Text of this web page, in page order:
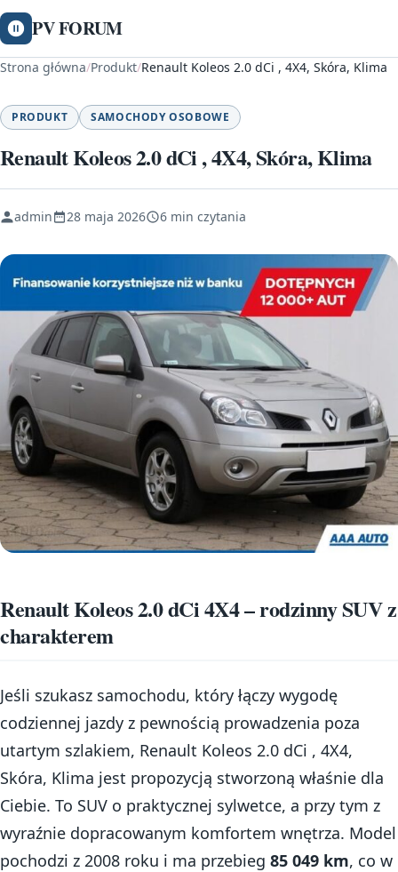
PV FORUM
Strona główna/Produkt/Renault Koleos 2.0 dCi , 4X4, Skóra, Klima
PRODUKT SAMOCHODY OSOBOWE
Renault Koleos 2.0 dCi , 4X4, Skóra, Klima
admin 28 maja 2026 6 min czytania
Renault Koleos 2.0 dCi 4X4 – rodzinny SUV z
charakterem
Jeśli szukasz samochodu, który łączy wygodę
codziennej jazdy z pewnością prowadzenia poza
utartym szlakiem, Renault Koleos 2.0 dCi , 4X4,
Skóra, Klima jest propozycją stworzoną właśnie dla
Ciebie. To SUV o praktycznej sylwetce, a przy tym z
wyraźnie dopracowanym komfortem wnętrza. Model
pochodzi z 2008 roku i ma przebieg 85 049 km, co w